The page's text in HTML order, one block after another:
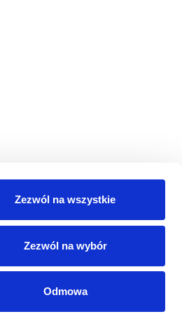
Zezwól na wszystkie
Zezwól na wybór
Odmowa